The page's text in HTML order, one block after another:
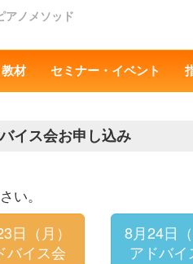
アノメソッド
材 セミナー・イベント
イス会お申し込み
い。
日（月）
バイス会
8月24日（
アドバイ